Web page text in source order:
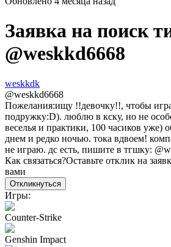
Заявка на поиск
@weskkd6668
weskkdk
@weskkd6668
Пожелания:ищу !!девочку!!, чтобы
подружку:D). люблю в кску, но не
веселья и практики, 100 часиков уже)
днем и редко ночью. тока вдвоем!
не играю. дс есть, пишите в тгшку:
Как связаться?Оставьте отклик на
вами
Откликнуться
Игры:
Counter-Strike
Genshin Impact